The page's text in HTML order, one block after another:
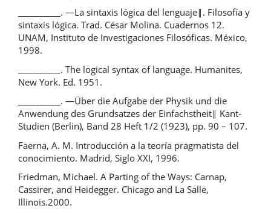
__________. ―La sintaxis lógica del lenguaje‖. Filosofía y
sintaxis lógica. Trad. César Molina. Cuadernos 12.
UNAM, Instituto de Investigaciones Filosóficas. México,
1998.
__________. The logical syntax of language. Humanites,
New York. Ed. 1951.
__________. ―Über die Aufgabe der Physik und die
Anwendung des Grundsatzes der Einfachstheit‖ Kant-
Studien (Berlin), Band 28 Heft 1/2 (1923), pp. 90 – 107.
Faerna, A. M. Introducción a la teoría pragmatista del
conocimiento. Madrid, Siglo XXI, 1996.
Friedman, Michael. A Parting of the Ways: Carnap,
Cassirer, and Heidegger. Chicago and La Salle,
Illinois.2000.